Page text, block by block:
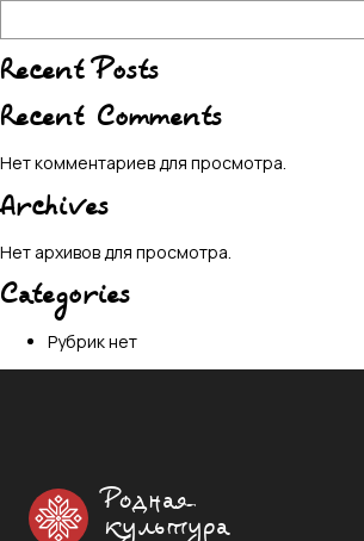
Recent Posts
Recent Comments
Нет комментариев для просмотра.
Archives
Нет архивов для просмотра.
Categories
Рубрик нет
Родная
культура